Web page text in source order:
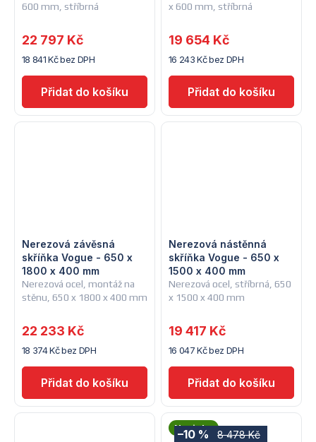
600 mm, stříbrná
18 841 Kč bez DPH
22 797 Kč
x 600 mm, stříbrná
16 243 Kč bez DPH
19 654 Kč
Nerezová ocel, montáž na
stěnu, 650 x 1800 x 400 mm
Nerezová závěsná
skříňka Vogue - 650 x
1800 x 400 mm
18 374 Kč bez DPH
22 233 Kč
Nerezová ocel, stříbrná, 650
x 1500 x 400 mm
Nerezová nástěnná
skříňka Vogue - 650 x
1500 x 400 mm
16 047 Kč bez DPH
19 417 Kč
Novinka
8 478 Kč
–10 %